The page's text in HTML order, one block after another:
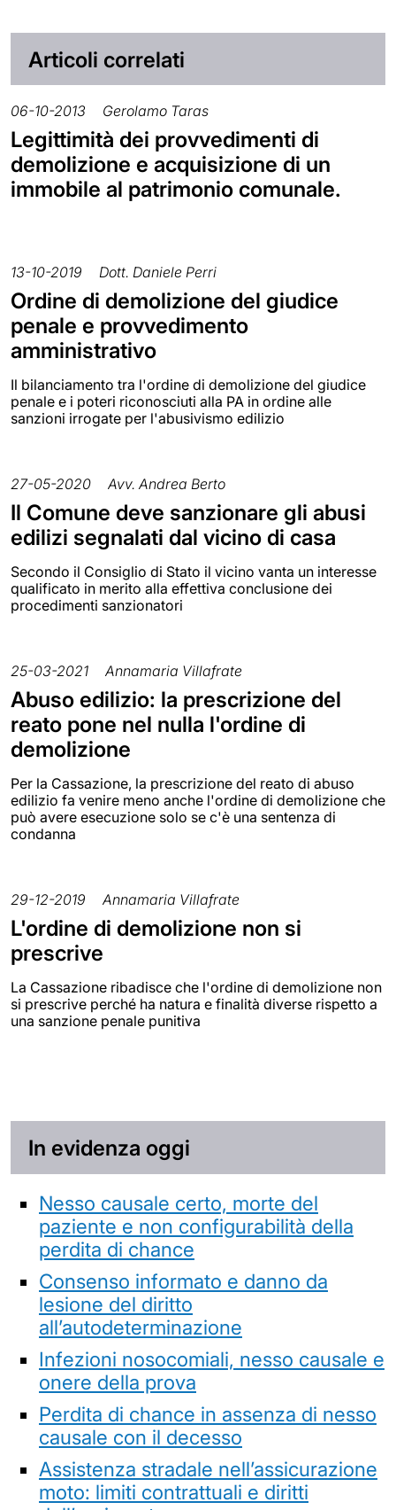
Articoli correlati
06-10-2013 Gerolamo Taras
Legittimità dei provvedimenti di
demolizione e acquisizione di un
immobile al patrimonio comunale.
13-10-2019 Dott. Daniele Perri
Ordine di demolizione del giudice
penale e provvedimento
amministrativo
Il bilanciamento tra l'ordine di demolizione del giudice
penale e i poteri riconosciuti alla PA in ordine alle
sanzioni irrogate per l'abusivismo edilizio
27-05-2020 Avv. Andrea Berto
Il Comune deve sanzionare gli abusi
edilizi segnalati dal vicino di casa
Secondo il Consiglio di Stato il vicino vanta un interesse
qualificato in merito alla effettiva conclusione dei
procedimenti sanzionatori
25-03-2021 Annamaria Villafrate
Abuso edilizio: la prescrizione del
reato pone nel nulla l'ordine di
demolizione
Per la Cassazione, la prescrizione del reato di abuso
edilizio fa venire meno anche l'ordine di demolizione che
può avere esecuzione solo se c'è una sentenza di
condanna
29-12-2019 Annamaria Villafrate
L'ordine di demolizione non si
prescrive
La Cassazione ribadisce che l'ordine di demolizione non
si prescrive perché ha natura e finalità diverse rispetto a
una sanzione penale punitiva
In evidenza oggi
Nesso causale certo, morte del
paziente e non configurabilità della
perdita di chance
Consenso informato e danno da
lesione del diritto
all’autodeterminazione
Infezioni nosocomiali, nesso causale e
onere della prova
Perdita di chance in assenza di nesso
causale con il decesso
Assistenza stradale nell’assicurazione
moto: limiti contrattuali e diritti